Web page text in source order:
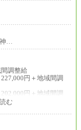
…
調整給
円＋地域間調
円＋地域間調
む